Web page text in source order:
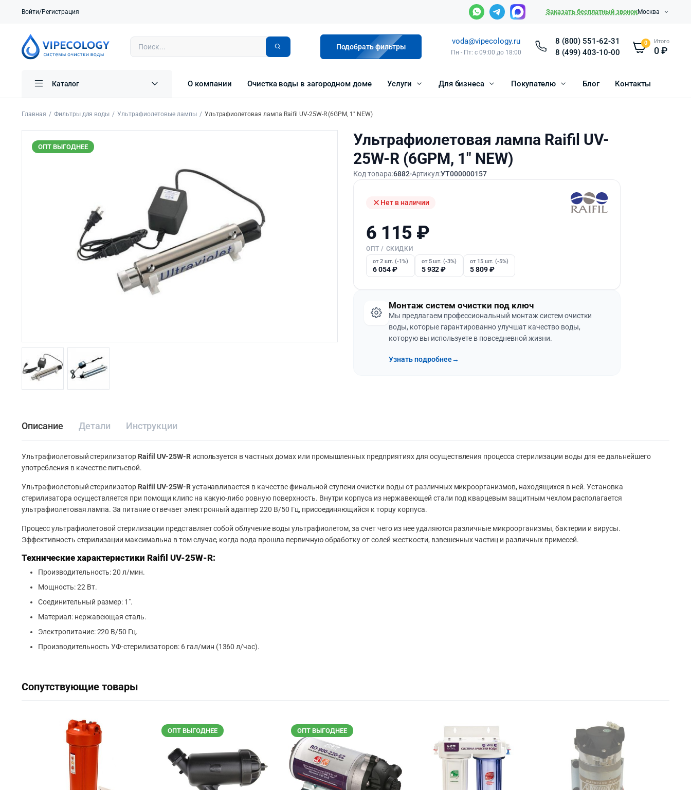
Войти/Регистрация Заказать бесплатный звонокМосква
Подобрать фильтры
voda@vipecology.ru
Пн - Пт: с 09:00 до 18:00
8 (800) 551-62-31
8 (499) 403-10-00
0 Итого
0₽
Каталог О компании Очистка воды в загородном доме Услуги Для бизнеса Покупателю Блог Контакты
Главная Фильтры для воды Ультрафиолетовые лампы Ультрафиолетовая лампа Raifil UV-25W-R (6GPM, 1″ NEW)
ОПТ ВЫГОДНЕЕ
Ультрафиолетовая лампа Raifil UV-
25W-R (6GPM, 1″ NEW)
Код товара:6882 Артикул:УТ000000157
Нет в наличии
6 115 ₽
ОПТ / СКИДКИ
от 2 шт. (-1%)
6 054₽
от 5 шт. (-3%)
5 932₽
от 15 шт. (-5%)
5 809₽
Монтаж систем очистки под ключ
Мы предлагаем профессиональный монтаж систем очистки
воды, которые гарантированно улучшат качество воды,
которую вы используете в повседневной жизни.
Узнать подробнее→
Описание Детали Инструкции
Ультрафиолетовый стерилизатор Raifil UV-25W-Rиспользуется в частных домах или промышленных предприятиях для осуществления процесса стерилизации воды для ее дальнейшего
употребления в качестве питьевой.
Ультрафиолетовый стерилизатор Raifil UV-25W-Rустанавливается в качестве финальной ступени очистки воды от различных микроорганизмов, находящихся в ней. Установка
стерилизатора осуществляется при помощи клипс на какую-либо ровную поверхность. Внутри корпуса из нержавеющей стали под кварцевым защитным чехлом располагается
ультрафиолетовая лампа. За питание отвечает электронный адаптер 220 В/50 Гц, присоединяющийся к торцу корпуса.
Процесс ультрафиолетовой стерилизации представляет собой облучение воды ультрафиолетом, за счет чего из нее удаляются различные микроорганизмы, бактерии и вирусы.
Эффективность стерилизации максимальна в том случае, когда вода прошла первичную обработку от солей жесткости, взвешенных частиц и различных примесей.
Технические характеристики Raifil UV-25W-R:
Производительность: 20 л/мин.
Мощность: 22 Вт.
Соединительный размер: 1″.
Материал: нержавеющая сталь.
Электропитание: 220 В/50 Гц.
Производительность УФ-стерилизаторов: 6 гал/мин (1360 л/час).
Сопутствующие товары
ОПТ ВЫГОДНЕЕ ОПТ ВЫГОДНЕЕ